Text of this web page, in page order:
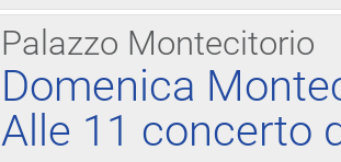
Palazzo Montecitorio
Domenica
Alle 11 concerto